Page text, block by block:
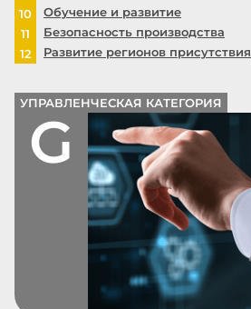
10
Обучение и развитие
11
Безопасность производства
12
Развитие регионов присутствия
УПРАВЛЕНЧЕСКАЯ КАТЕГОРИЯ
G